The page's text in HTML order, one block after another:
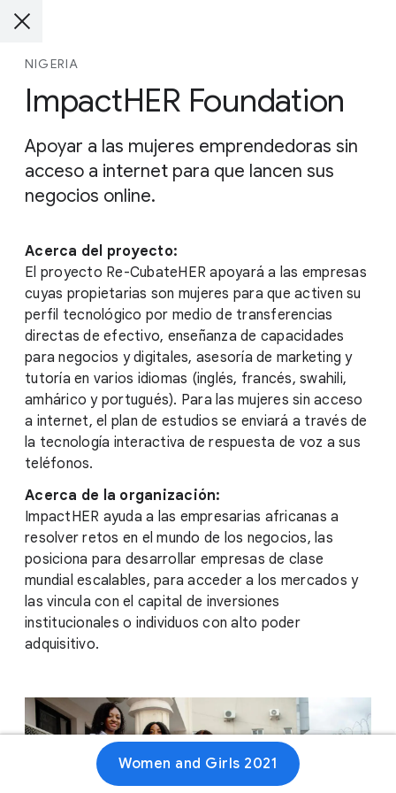
NIGERIA
ImpactHER Foundation
Apoyar a las mujeres emprendedoras sin
acceso a internet para que lancen sus
negocios online.
Acerca del proyecto:
El proyecto Re-CubateHER apoyará a las empresas
cuyas propietarias son mujeres para que activen su
perfil tecnológico por medio de transferencias
directas de efectivo, enseñanza de capacidades
para negocios y digitales, asesoría de marketing y
tutoría en varios idiomas (inglés, francés, swahili,
amhárico y portugués). Para las mujeres sin acceso
a internet, el plan de estudios se enviará a través de
la tecnología interactiva de respuesta de voz a sus
teléfonos.
Acerca de la organización:
ImpactHER ayuda a las empresarias africanas a
resolver retos en el mundo de los negocios, las
posiciona para desarrollar empresas de clase
mundial escalables, para acceder a los mercados y
las vincula con el capital de inversiones
institucionales o individuos con alto poder
adquisitivo.
Women and Girls 2021